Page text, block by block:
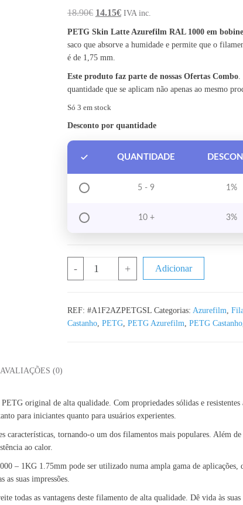
18.90€ O preço original era: 18.90€.
14.15€O preço atual é: 14.15€.
IVA inc.
PETG Skin Latte Azurefilm RAL 1000 em
saco que absorve a humidade e permite que o
é de 1,75 mm.
Este produto faz parte de nossas Ofertas Combo.
quantidade que se aplicam não apenas ao mesmo
Só 3 em stock
Desconto por quantidade
QUANTIDADE
5 - 9 1%
10 + 3%
- + Adicionar
REF: #A1F2AZPETGSL Categorias: Azurefilm,
Castanho, PETG, PETG Azurefilm, PETG Castanho
AVALIAÇÕES (0)
original de alta qualidade. Com propriedades sólidas e resistentes
para iniciantes quanto para usuários experientes.
tornando-o um dos filamentos mais populares. Além de
ao calor.
– 1KG 1.75mm pode ser utilizado numa ampla gama de aplicações,
suas impressões.
as vantagens deste filamento de alta qualidade. Dê vida às